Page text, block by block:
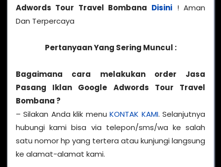
Adwords Tour Travel Bombana Disini ! Aman
Dan Terpercaya
Pertanyaan Yang Sering Muncul :
Bagaimana cara melakukan order Jasa
Pasang Iklan Google Adwords Tour Travel
Bombana ?
– Silakan Anda klik menuKONTAK KAMI. Selanjutnya
hubungi kami bisa via telepon/sms/wa ke salah
satu nomor hp yang tertera atau kunjungi langsung
ke alamat-alamat kami.